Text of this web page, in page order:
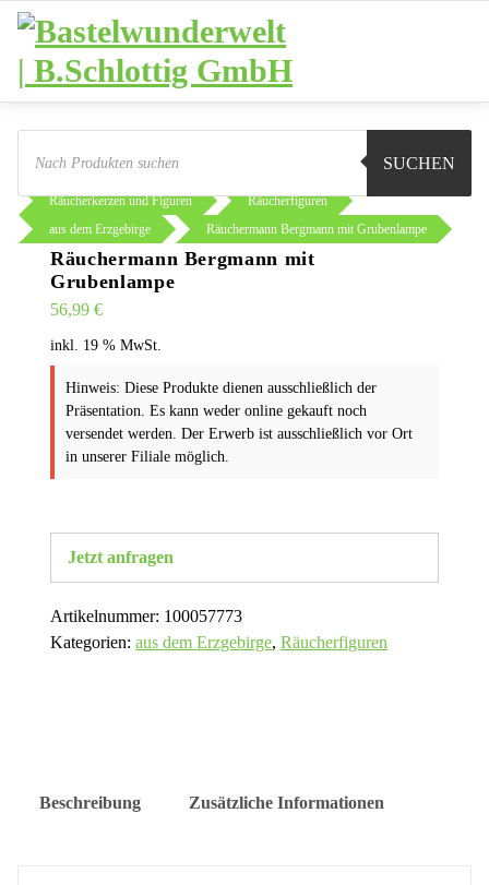
Zum
Inhalt
springen
Products
search
SUCHEN
Sie sind hier: Shop
Räucherkerzen und Figuren
Räucherfiguren
aus dem Erzgebirge
Räuchermann Bergmann mit Grubenlampe
Räuchermann Bergmann mit
Grubenlampe
56,99 €
inkl. 19 % MwSt.
Hinweis: Diese Produkte dienen ausschließlich der
Präsentation. Es kann weder online gekauft noch
versendet werden. Der Erwerb ist ausschließlich vor Ort
in unserer Filiale möglich.
Jetzt anfragen
Artikelnummer: 100057773
Kategorien: aus dem Erzgebirge, Räucherfiguren
Beschreibung Zusätzliche Informationen